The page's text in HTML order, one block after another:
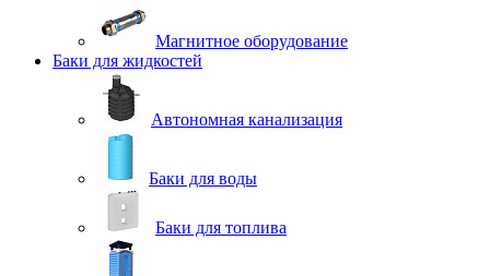
Магнитное оборудование
Баки для жидкостей
Автономная канализация
Баки для воды
Баки для топлива